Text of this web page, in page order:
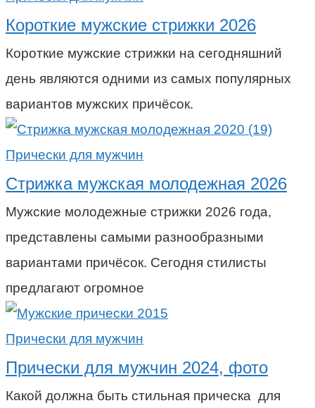
Короткие мужские стрижки 2026
Короткие мужские стрижки на сегодняшний
день являются одними из самых популярных
вариантов мужских причёсок.
Прически для мужчин
Стрижка мужская молодежная 2026
Мужские молодежные стрижки 2026 года,
представлены самыми разнообразными
вариантами причёсок. Сегодня стилисты
предлагают огромное
Прически для мужчин
Прически для мужчин 2024, фото
Какой должна быть стильная прическа для